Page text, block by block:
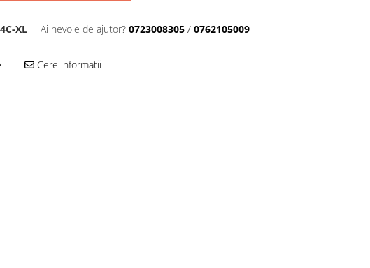
XL Ai nevoie de ajutor? 0723008305 / 0762105009
Cere informatii